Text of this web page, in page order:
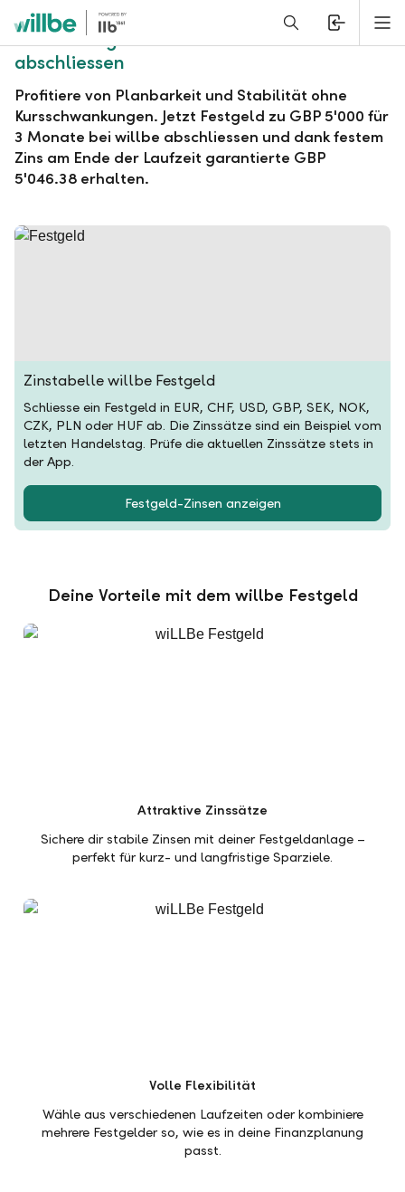
Alerts.Headline
willbe Festgeld zu GBP 5'000 für 3 Monate
abschliessen
Profitiere von Planbarkeit und Stabilität ohne
Kursschwankungen. Jetzt Festgeld zu GBP 5'000 für
3 Monate bei willbe abschliessen und dank festem
Zins am Ende der Laufzeit garantierte GBP
5'046.38 erhalten.
Zinstabelle willbe Festgeld
Schliesse ein Festgeld in EUR, CHF, USD, GBP, SEK, NOK,
CZK, PLN oder HUF ab. Die Zinssätze sind ein Beispiel vom
letzten Handelstag. Prüfe die aktuellen Zinssätze stets in
der App.
Festgeld-Zinsen anzeigen
Deine Vorteile mit dem willbe Festgeld
Attraktive Zinssätze
Sichere dir stabile Zinsen mit deiner Festgeldanlage –
perfekt für kurz- und langfristige Sparziele.
Volle Flexibilität
Wähle aus verschiedenen Laufzeiten oder kombiniere
mehrere Festgelder so, wie es in deine Finanzplanung
passt.